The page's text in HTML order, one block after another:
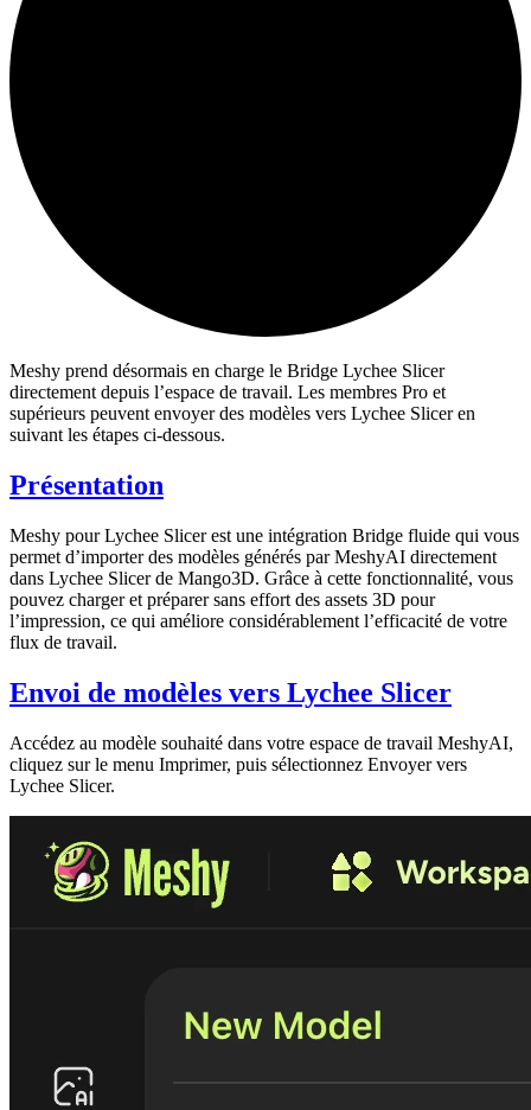
Meshy prend désormais en charge le Bridge Lychee Slicer
directement depuis l’espace de travail. Les membres Pro et
supérieurs peuvent envoyer des modèles vers Lychee Slicer en
suivant les étapes ci-dessous.
Présentation
Meshy pour Lychee Slicerest une intégration Bridge fluide qui vous
permet d’importer des modèles générés par MeshyAI directement
dans Lychee Slicer de Mango3D. Grâce à cette fonctionnalité, vous
pouvez charger et préparer sans effort des assets 3D pour
l’impression, ce qui améliore considérablement l’efficacité de votre
flux de travail.
Envoi de modèles vers Lychee Slicer
Accédez au modèle souhaité dans votre espace de travail MeshyAI,
cliquez sur le menu Imprimer, puis sélectionnez Envoyer vers
Lychee Slicer.